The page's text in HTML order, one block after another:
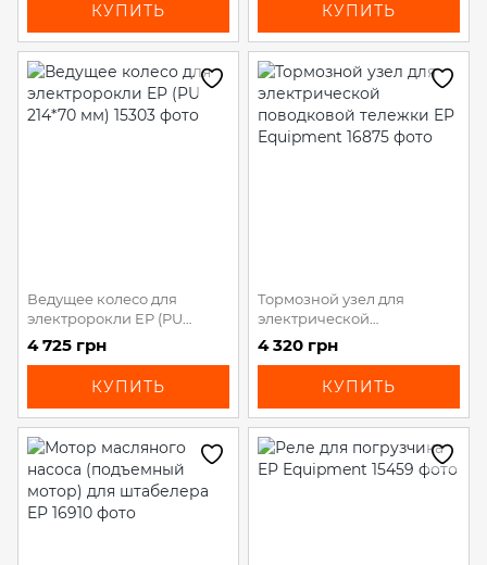
КУПИТЬ КУПИТЬ
Ведущее колесо для
электророкли EP (PU
214*70 мм)
4 725 грн
КУПИТЬ
Тормозной узел для
электрической
поводковой тележки EP
Equipment
4 320 грн
КУПИТЬ